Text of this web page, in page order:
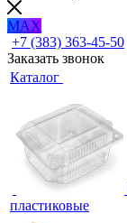
MAX
+7 (383) 363-45-50
Заказать звонок
Каталог
пластиковые